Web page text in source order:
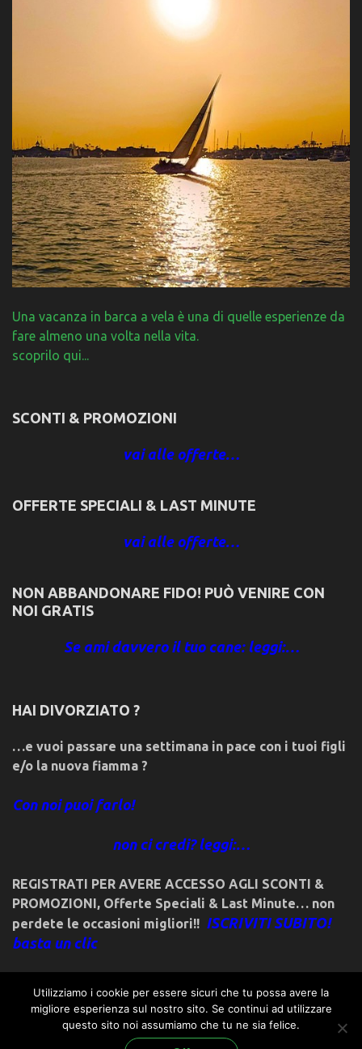
Una vacanza in barca a vela è una di quelle esperienze da
fare almeno una volta nella vita.
scoprilo qui...
SCONTI & PROMOZIONI
vai alle offerte…
OFFERTE SPECIALI & LAST MINUTE
vai alle offerte…
NON ABBANDONARE FIDO! PUÒ VENIRE CON
NOI GRATIS
Se ami davvero il tuo cane: leggi:…
HAI DIVORZIATO ?
…e vuoi passare una settimana in pace con i tuoi figli
e/o la nuova fiamma ?
Con noi puoi farlo!
non ci credi? leggi:…
REGISTRATI PER AVERE ACCESSO AGLI SCONTI &
PROMOZIONI, Offerte Speciali & Last Minute… non
perdete le occasioni migliori!! ISCRIVITI SUBITO!
basta un clic
© 2018friulivg.it. -*- By ST.GEORGE.DRAGONSLAYER LLC -*-
admin@st-george-dragonslayer.com
Utilizziamo i cookie per essere sicuri che tu possa avere la
migliore esperienza sul nostro sito. Se continui ad utilizzare
questo sito noi assumiamo che tu ne sia felice.